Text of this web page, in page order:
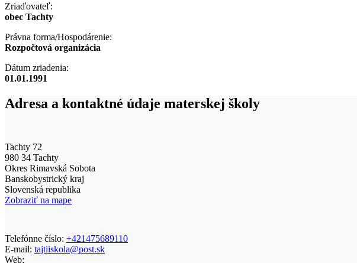
Zriaďovateľ:
obec Tachty
Právna forma/Hospodárenie:
Rozpočtová organizácia
Dátum zriadenia:
01.01.1991
Adresa a kontaktné údaje materskej školy
Tachty 72
980 34 Tachty
Okres Rimavská Sobota
Banskobystrický kraj
Slovenská republika
Zobraziť na mape
Telefónne číslo: +421475689110
E-mail: tajtiiskola@post.sk
Web: